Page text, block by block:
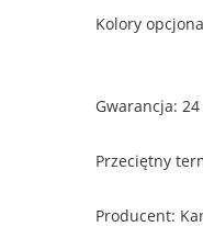
Kolory
Gwarancja:
Przeciętny
Producent: